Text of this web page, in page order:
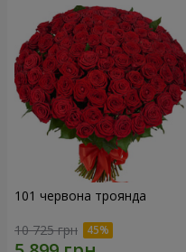
101 червона троянда
10 725 грн